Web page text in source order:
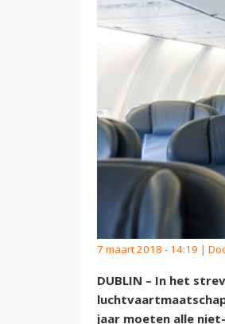
7 maart 2018 - 14:19 |
DUBLIN – In het
jaar moeten alle